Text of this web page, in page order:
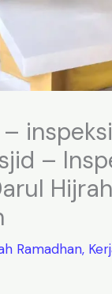
–
Ramadhan,